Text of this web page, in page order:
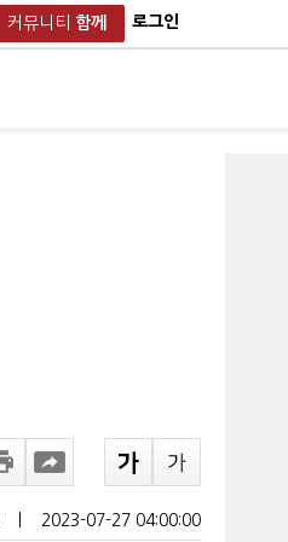
커뮤니티 함께 로그인
2023-07-27 04:00:00